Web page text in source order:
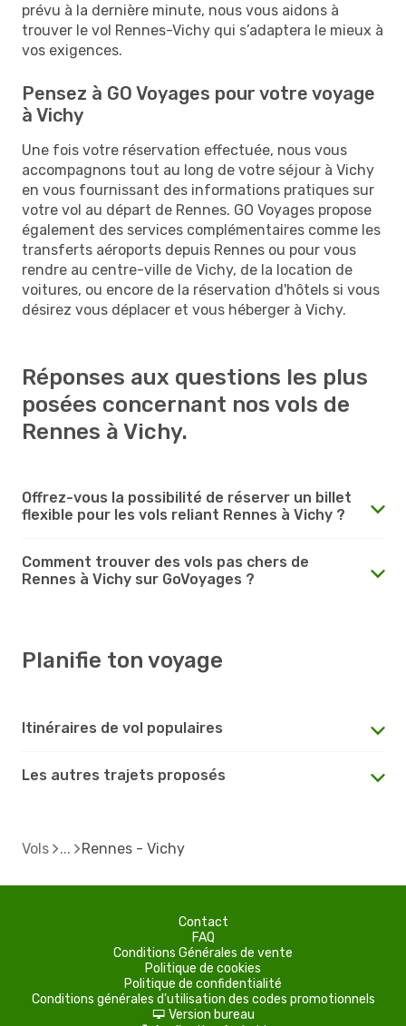
prévu à la dernière minute, nous vous aidons à
trouver le vol Rennes-Vichy qui s’adaptera le mieux à
vos exigences.
Pensez à GO Voyages pour votre voyage
à Vichy
Une fois votre réservation effectuée, nous vous
accompagnons tout au long de votre séjour à Vichy
en vous fournissant des informations pratiques sur
votre vol au départ de Rennes. GO Voyages propose
également des services complémentaires comme les
transferts aéroports depuis Rennes ou pour vous
rendre au centre-ville de Vichy, de la location de
voitures, ou encore de la réservation d'hôtels si vous
désirez vous déplacer et vous héberger à Vichy.
Réponses aux questions les plus
posées concernant nos vols de
Rennes à Vichy.
Offrez-vous la possibilité de réserver un billet
flexible pour les vols reliant Rennes à Vichy ?
Comment trouver des vols pas chers de
Rennes à Vichy sur GoVoyages ?
Planifie ton voyage
Itinéraires de vol populaires
Les autres trajets proposés
Vols Rennes - Vichy
Contact
FAQ
Conditions Générales de vente
Politique de cookies
Politique de confidentialité
Conditions générales d'utilisation des codes promotionnels
d Version bureau